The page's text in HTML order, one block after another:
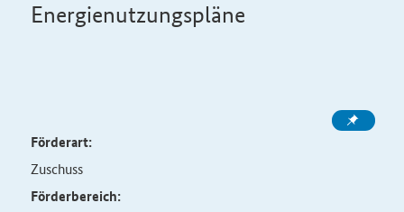
Energienutzungspläne
Förderart:
Zuschuss
Förderbereich: